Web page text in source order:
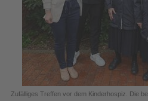
Zufälliges Treffen vor dem Kinderhospiz. Die